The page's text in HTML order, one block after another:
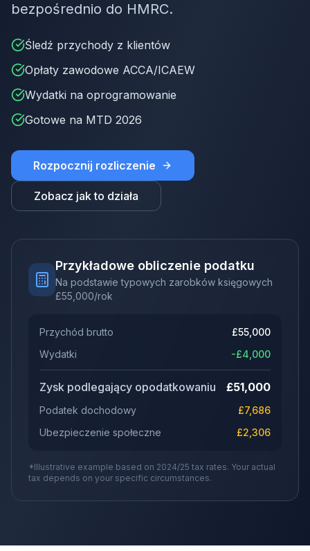
bezpośrednio do HMRC.
Śledź przychody z klientów
Opłaty zawodowe ACCA/ICAEW
Wydatki na oprogramowanie
Gotowe na MTD 2026
Rozpocznij rozliczenie
Zobacz jak to działa
Przykładowe obliczenie podatku
Na podstawie typowych zarobków księgowych
£55,000/rok
Przychód brutto £55,000
Wydatki
-£4,000
Zysk podlegający opodatkowaniu £51,000
Podatek dochodowy £7,686
Ubezpieczenie społeczne
£2,306
*Illustrative example based on 2024/25 tax rates. Your actual
tax depends on your specific circumstances.